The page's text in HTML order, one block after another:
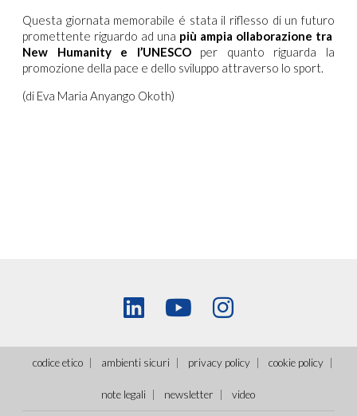
Questa giornata memorabile é stata il riflesso di un futuro
promettente riguardo ad una più ampia ollaborazione tra
New Humanity e l’UNESCOper quanto riguarda la
promozione della pace e dello sviluppo attraverso lo sport.
(di Eva Maria Anyango Okoth)
codice etico ambienti sicuri privacy policy cookie policy
note legali newsletter video